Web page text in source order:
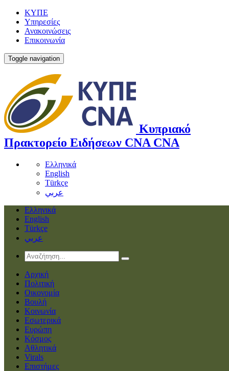
ΚΥΠΕ
Υπηρεσίες
Ανακοινώσεις
Επικοινωνία
Toggle navigation
Κυπριακό
Πρακτορείο Ειδήσεων CNA CNA
Ελληνικά
English
Türkçe
عربي
Ελληνικά
English
Türkçe
عربي
Αρχική
Πολιτική
Οικονομία
Βουλή
Κοινωνία
Εσωτερικά
Ευρώπη
Κόσμος
Αθλητικά
Virals
Επιστήμες